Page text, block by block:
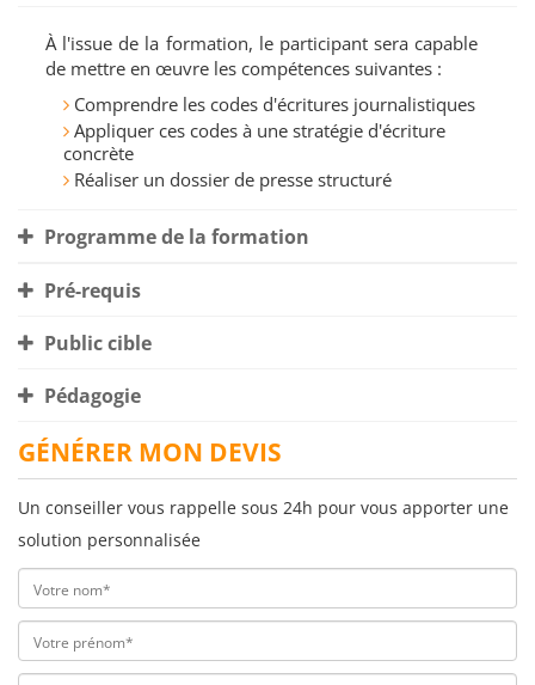
À l'issue de la formation, le participant sera capable
de mettre en œuvre les compétences suivantes :
Comprendre les codes d'écritures journalistiques
Appliquer ces codes à une stratégie d'écriture
concrète
Réaliser un dossier de presse structuré
Programme de la formation
Pré-requis
Public cible
Pédagogie
GÉNÉRER MON DEVIS
Un conseiller vous rappelle sous 24h pour vous apporter une
solution personnalisée